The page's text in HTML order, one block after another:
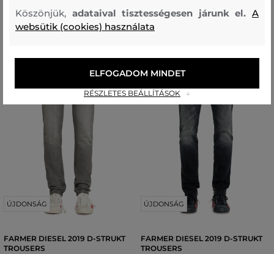
ÚJDONSÁG
FARMER DIESEL 2019 D-STRUKT
TROUSERS
ÚJDONSÁG
FARMER DIESEL 2019 D-STRUKT
TROUSERS
Köszönjük, adataival tisztességesen járunk el.A
websütik (cookies) használata
RÉSZLETES BEÁLLÍTÁSOK
ELFOGADOM MINDET